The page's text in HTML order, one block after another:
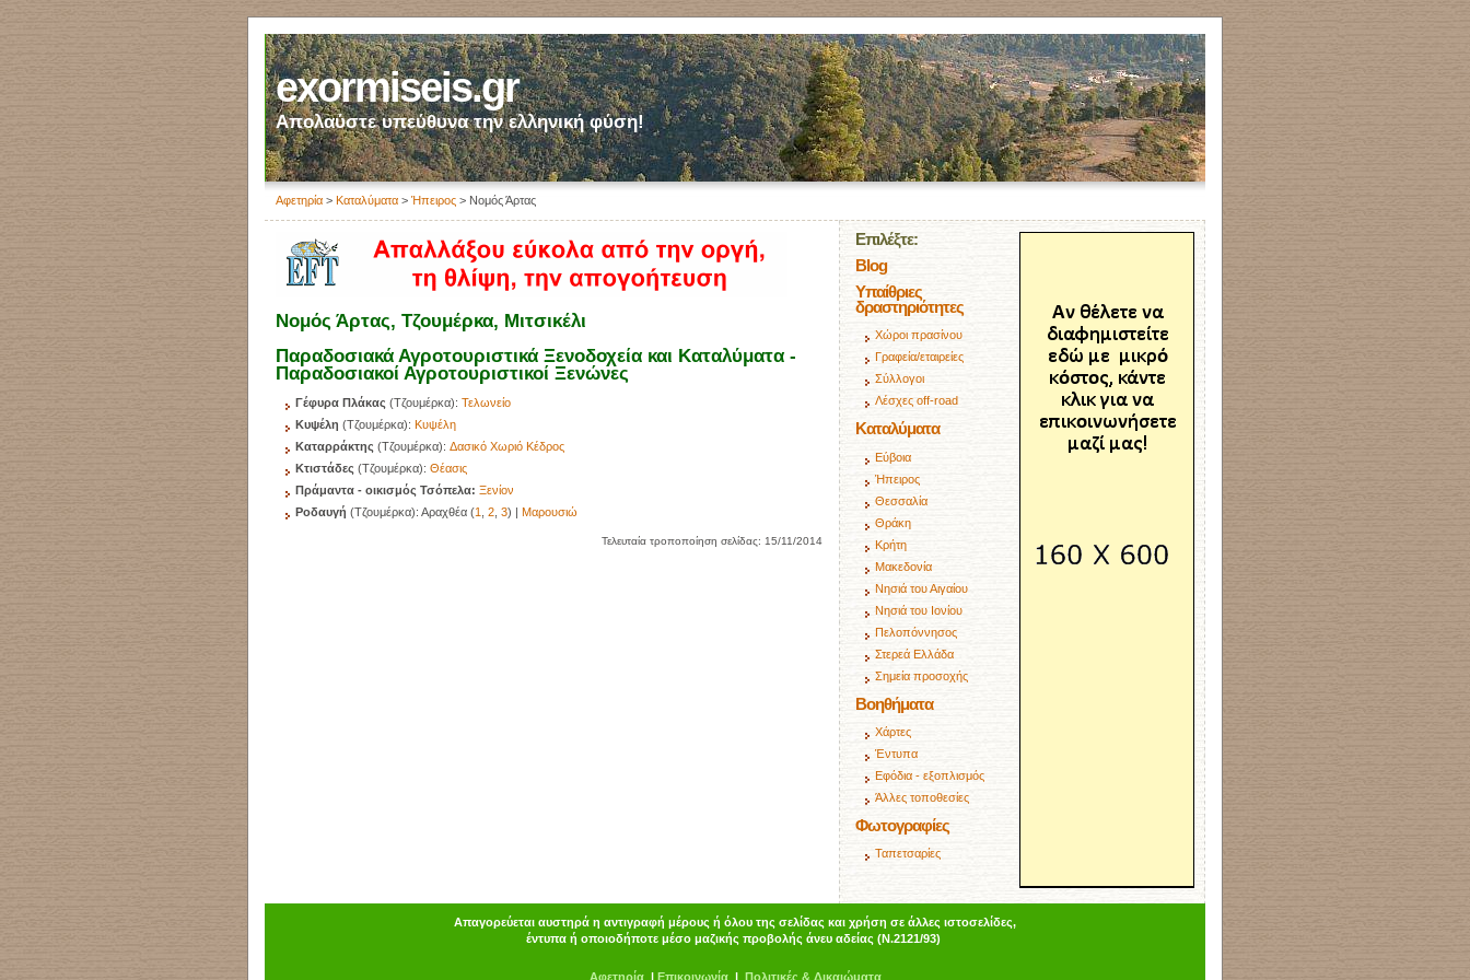
exormiseis.gr
Απολαύστε υπεύθυνα την ελληνική φύση!
Αφετηρία > Καταλύματα > Ήπειρος > Νομός Άρτας
Νομός Άρτας, Τζουμέρκα, Μιτσικέλι
Παραδοσιακά Αγροτουριστικά Ξενοδοχεία και Καταλύματα -
Παραδοσιακοί Αγροτουριστικοί Ξενώνες
Γέφυρα Πλάκας (Τζουμέρκα): Τελωνείο
Κυψέλη (Τζουμέρκα): Κυψέλη
Καταρράκτης (Τζουμέρκα): Δασικό Χωριό Κέδρος
Κτιστάδες (Τζουμέρκα): Θέασις
Πράμαντα - οικισμός Τσόπελα: Ξενίον
Ροδαυγή (Τζουμέρκα): Αραχθέα (1 2 3) | Μαρουσιώ
Τελευταία τροποποίηση σελίδας: 15/11/2014
Επιλέξτε:
Blog
Υπαίθριες
δραστηριότητες
Χώροι πρασίνου
Γραφεία/εταιρείες
Σύλλογοι
Λέσχες off-road
Καταλύματα
Εύβοια
Ήπειρος
Θεσσαλία
Θράκη
Κρήτη
Μακεδονία
Νησιά του Αιγαίου
Νησιά του Ιονίου
Πελοπόννησος
Στερεά Ελλάδα
Σημεία προσοχής
Βοηθήματα
Χάρτες
Έντυπα
Εφόδια - εξοπλισμός
Άλλες τοποθεσίες
Φωτογραφίες
Ταπετσαρίες
Απαγορεύεται αυστηρά η αντιγραφή μέρους ή όλου της σελίδας και χρήση σε άλλες ιστοσελίδες,
έντυπα ή οποιοδήποτε μέσο μαζικής προβολής άνευ αδείας (Ν.2121/93)
Αφετηρία| Επικοινωνία| Πολιτικές & Δικαιώματα